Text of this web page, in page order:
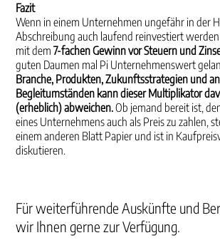
Fazit
Wenn in einem Unternehmen ungefähr in der
Abschreibung auch laufend reinvestiert
mit dem7-fachen Gewinn vor Steuern und
guten Daumen mal Pi Unternehmenswert
Branche, Produkten, Zukunftsstrategien und
Begleitumständen kann dieser Multiplikator
(erheblich) abweichen.Ob jemand bereit ist,
eines Unternehmens auch als Preis zu zahlen,
einem anderen Blatt Papier und ist in
diskutieren.
Für weiterführende Auskünfte und
wir Ihnen gerne zur Verfügung.